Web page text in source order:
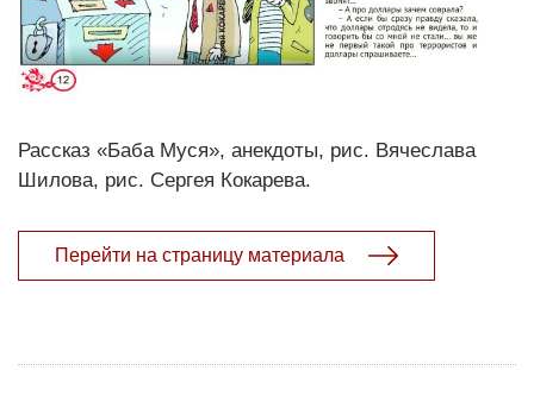
Рассказ «Баба Муся», анекдоты, рис. Вячеслава
Шилова, рис. Сергея Кокарева.
Перейти на страницу материала